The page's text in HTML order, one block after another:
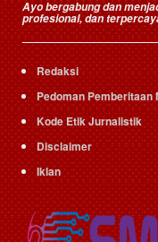
Ayo bergabung dan
profesional, dan
Redaksi
Pedoman Pemberitaan
Kode Etik Jurnalistik
Disclaimer
Iklan